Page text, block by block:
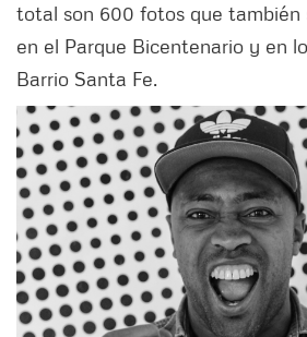
total son 600 fotos que también
en el Parque Bicentenario y en
Barrio Santa Fe.